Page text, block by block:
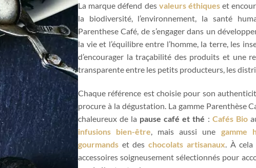
La marque défend des valeurs éthiqueset
la biodiversité, l’environnement, la santé
Parenthese Café, de s’engager dans un
la vie et l’équilibre entre l’homme, la terre, les
d’encourager la traçabilité des produits et une
transparente entre les petits producteurs, les
Chaque référence est choisie pour son
procure à la dégustation. La gamme Parenthèse
chaleureux de la pause café et thé : Cafés Bio
infusions bien-être, mais aussi une gamme
gourmands et deschocolats artisanaux. À cela
accessoires soigneusement sélectionnés pour